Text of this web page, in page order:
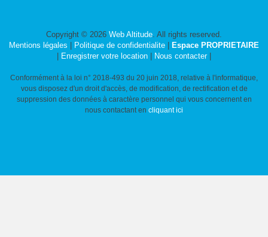
Copyright © 2026 Web Altitude . All rights reserved.
Mentions légales | Politique de confidentialite | Espace PROPRIETAIRE
| Enregistrer votre location | Nous contacter|
Conformément à la loi n° 2018-493 du 20 juin 2018, relative à l'informatique,
vous disposez d'un droit d'accès, de modification, de rectification et de
suppression des données à caractère personnel qui vous concernent en
nous contactant en cliquant ici